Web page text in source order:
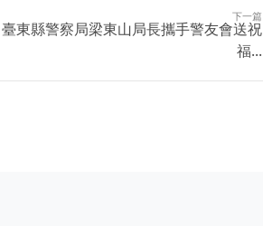
下一篇
臺東縣警察局梁東山局長攜手警友會送祝
福...